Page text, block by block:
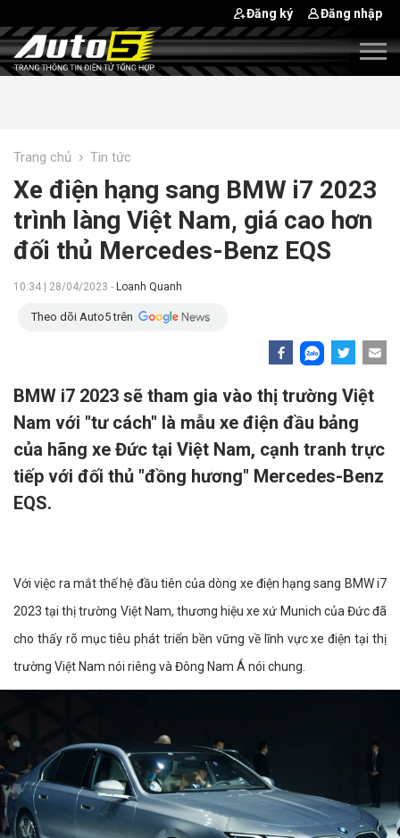
Đăng ký Đăng nhập
Trang chủ › Tin tức
Xe điện hạng sang BMW i7 2023
trình làng Việt Nam, giá cao hơn
đối thủ Mercedes-Benz EQS
10:34 | 28/04/2023 - Loanh Quanh
Theo dõi Auto5 trên
BMW i7 2023 sẽ tham gia vào thị trường Việt
Nam với "tư cách" là mẫu xe điện đầu bảng
của hãng xe Đức tại Việt Nam, cạnh tranh trực
tiếp với đối thủ "đồng hương" Mercedes-Benz
EQS.
Với việc ra mắt thế hệ đầu tiên của dòng xe điện hạng sang BMW i7
2023 tại thị trường Việt Nam, thương hiệu xe xứ Munich của Đức đã
cho thấy rõ mục tiêu phát triển bền vững về lĩnh vực xe điện tại thị
trường Việt Nam nói riêng và Đông Nam Á nói chung.